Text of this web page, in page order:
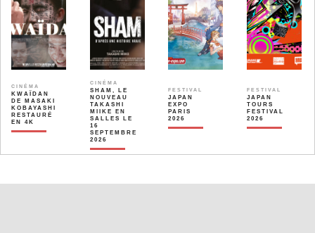
CINÉMA
KWAÏDAN
DE MASAKI
KOBAYASHI
RESTAURÉ
EN 4K
CINÉMA
SHAM, LE
NOUVEAU
TAKASHI
MIIKE EN
SALLES LE
16
SEPTEMBRE
2026
FESTIVAL
JAPAN
EXPO
PARIS
2026
FESTIVAL
JAPAN
TOURS
FESTIVAL
2026